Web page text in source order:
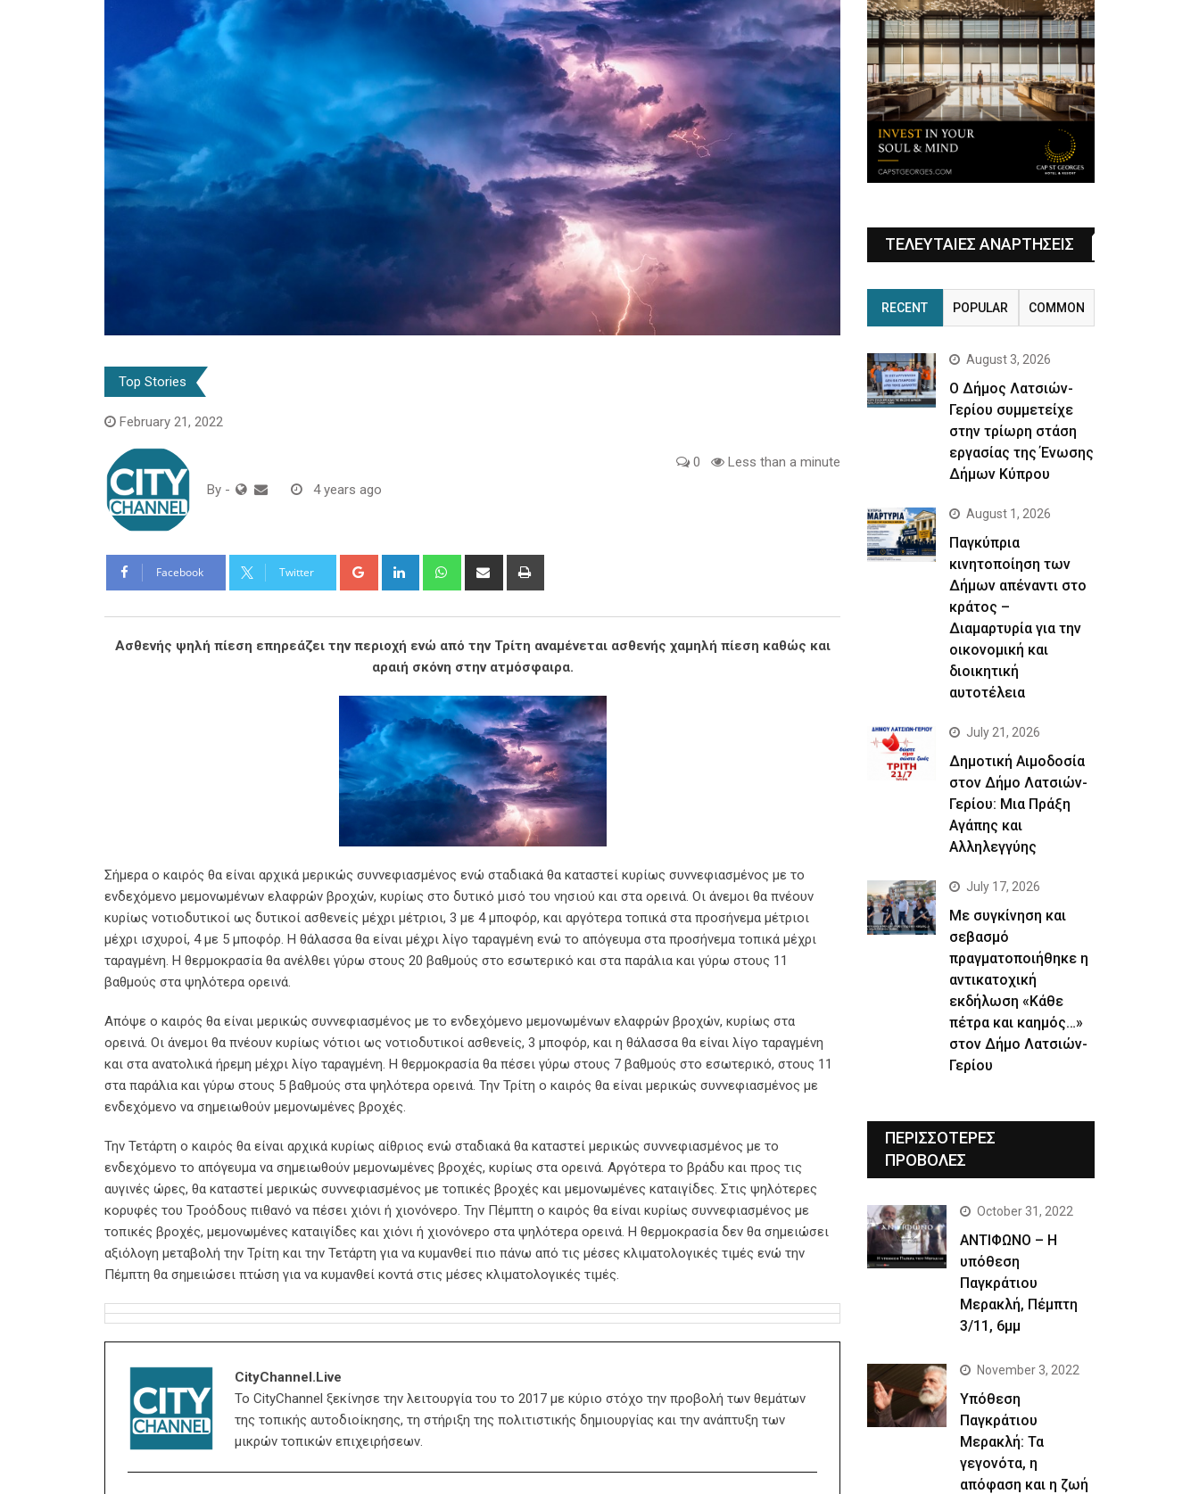
Top Stories
February 21, 2022
By - 4 years ago
0 Less than a minute
Facebook Twitter Google+ LinkedIn WhatsappShare
Ασθενής ψηλή πίεση επηρεάζει την περιοχή ενώ από την Τρίτη αναμένεται ασθενής χαμηλή πίεση καθώς και
αραιή σκόνη στην ατμόσφαιρα.
Σήμερα ο καιρός θα είναι αρχικά μερικώς συννεφιασμένος ενώ σταδιακά θα καταστεί κυρίως συννεφιασμένος με το
ενδεχόμενο μεμονωμένων ελαφρών βροχών, κυρίως στο δυτικό μισό του νησιού και στα ορεινά. Οι άνεμοι θα πνέουν
κυρίως νοτιοδυτικοί ως δυτικοί ασθενείς μέχρι μέτριοι, 3 με 4 μποφόρ, και αργότερα τοπικά στα προσήνεμα μέτριοι
μέχρι ισχυροί, 4 με 5 μποφόρ. Η θάλασσα θα είναι μέχρι λίγο ταραγμένη ενώ το απόγευμα στα προσήνεμα τοπικά μέχρι
ταραγμένη. Η θερμοκρασία θα ανέλθει γύρω στους 20 βαθμούς στο εσωτερικό και στα παράλια και γύρω στους 11
βαθμούς στα ψηλότερα ορεινά.
Απόψε ο καιρός θα είναι μερικώς συννεφιασμένος με το ενδεχόμενο μεμονωμένων ελαφρών βροχών, κυρίως στα
ορεινά. Οι άνεμοι θα πνέουν κυρίως νότιοι ως νοτιοδυτικοί ασθενείς, 3 μποφόρ, και η θάλασσα θα είναι λίγο ταραγμένη
και στα ανατολικά ήρεμη μέχρι λίγο ταραγμένη. Η θερμοκρασία θα πέσει γύρω στους 7 βαθμούς στο εσωτερικό, στους 11
στα παράλια και γύρω στους 5 βαθμούς στα ψηλότερα ορεινά. Την Τρίτη ο καιρός θα είναι μερικώς συννεφιασμένος με
ενδεχόμενο να σημειωθούν μεμονωμένες βροχές.
Την Τετάρτη ο καιρός θα είναι αρχικά κυρίως αίθριος ενώ σταδιακά θα καταστεί μερικώς συννεφιασμένος με το
ενδεχόμενο το απόγευμα να σημειωθούν μεμονωμένες βροχές, κυρίως στα ορεινά. Αργότερα το βράδυ και προς τις
αυγινές ώρες, θα καταστεί μερικώς συννεφιασμένος με τοπικές βροχές και μεμονωμένες καταιγίδες. Στις ψηλότερες
κορυφές του Τροόδους πιθανό να πέσει χιόνι ή χιονόνερο. Την Πέμπτη ο καιρός θα είναι κυρίως συννεφιασμένος με
τοπικές βροχές, μεμονωμένες καταιγίδες και χιόνι ή χιονόνερο στα ψηλότερα ορεινά. Η θερμοκρασία δεν θα σημειώσει
αξιόλογη μεταβολή την Τρίτη και την Τετάρτη για να κυμανθεί πιο πάνω από τις μέσες κλιματολογικές τιμές ενώ την
Πέμπτη θα σημειώσει πτώση για να κυμανθεί κοντά στις μέσες κλιματολογικές τιμές.
CityChannel.live
Το CityChannel ξεκίνησε την λειτουργία του το 2017 με κύριο στόχο την προβολή των θεμάτων
της τοπικής αυτοδιοίκησης, τη στήριξη της πολιτιστικής δημιουργίας και την ανάπτυξη των
μικρών τοπικών επιχειρήσεων.
ΤΕΛΕΥΤΑΙΕΣ ΑΝΑΡΤΗΣΕΙΣ
RECENT POPULAR COMMON
August 3, 2026
Ο Δήμος Λατσιών-
Γερίου συμμετείχε
στην τρίωρη στάση
εργασίας της Ένωσης
Δήμων Κύπρου
August 1, 2026
Παγκύπρια
κινητοποίηση των
Δήμων απέναντι στο
κράτος –
Διαμαρτυρία για την
οικονομική και
διοικητική
αυτοτέλεια
July 21, 2026
Δημοτική Αιμοδοσία
στον Δήμο Λατσιών-
Γερίου: Μια Πράξη
Αγάπης και
Αλληλεγγύης
July 17, 2026
Με συγκίνηση και
σεβασμό
πραγματοποιήθηκε η
αντικατοχική
εκδήλωση «Κάθε
πέτρα και καημός…»
στον Δήμο Λατσιών-
Γερίου
ΠΕΡΙΣΣΟΤΕΡΕΣ
ΠΡΟΒΟΛΕΣ
October 31, 2022
ΑΝΤΙΦΩΝΟ – Η
υπόθεση
Παγκράτιου
Μερακλή, Πέμπτη
3/11, 6μμ
November 3, 2022
Yπόθεση
Παγκράτιου
Μερακλή: Τα
γεγονότα, η
απόφαση και η ζωή